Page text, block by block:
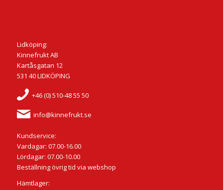
Lidköping:
Kinnefrukt AB
Kartåsgatan 12
531 40 LIDKÖPING
+46 (0) 510-48 55 50
info@kinnefrukt.se
Kundservice:
Vardagar: 07.00-16.00
Lördagar: 07.00-10.00
Beställning övrig tid via webshop
Hämtlager: